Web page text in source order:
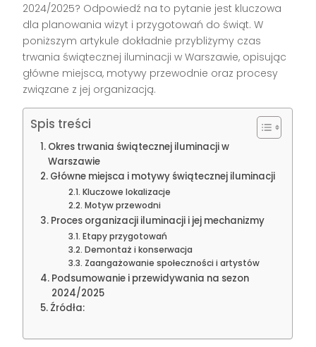
2024/2025? Odpowiedź na to pytanie jest kluczowa
dla planowania wizyt i przygotowań do świąt. W
poniższym artykule dokładnie przybliżymy czas
trwania świątecznej iluminacji w Warszawie, opisując
główne miejsca, motywy przewodnie oraz procesy
związane z jej organizacją.
Spis treści
Okres trwania świątecznej iluminacji w
Warszawie
Główne miejsca i motywy świątecznej iluminacji
Kluczowe lokalizacje
Motyw przewodni
Proces organizacji iluminacji i jej mechanizmy
Etapy przygotowań
Demontaż i konserwacja
Zaangażowanie społeczności i artystów
Podsumowanie i przewidywania na sezon
2024/2025
Źródła: